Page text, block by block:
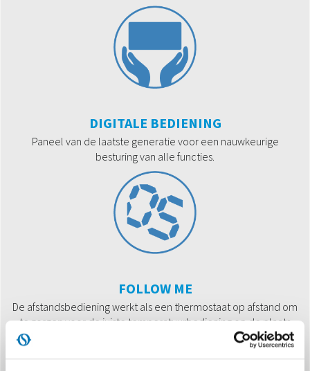
DIGITALE BEDIENING
Paneel van de laatste generatie voor een nauwkeurige
besturing van alle functies.
FOLLOW ME
De afstandsbediening werkt als een thermostaat op afstand om
te zorgen voor de juiste temperatuurbediening op de plaats
waar er zich personen in een ruimte bevinden.